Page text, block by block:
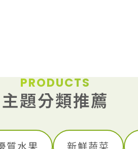
PRODUCTS
主題分類推薦